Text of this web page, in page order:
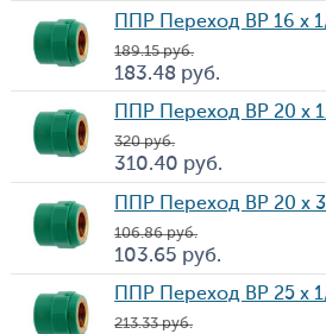
ППР Переход BP 16 х
Цена
189.15 руб.
183.48 руб.
ППР Переход BP 20 х
Цена
320 руб.
310.40 руб.
ППР Переход BP 20 х
Цена
106.86 руб.
103.65 руб.
ППР Переход BP 25 х
213.33 руб.